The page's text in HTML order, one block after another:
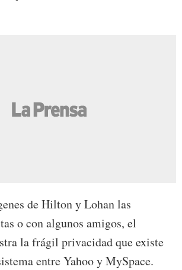
de Hilton y Lohan las
o con algunos amigos, el
la frágil privacidad que existe
entre Yahoo y MySpace.